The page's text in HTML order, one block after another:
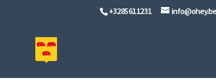
+32 85 61 12 31 info@ohey.be